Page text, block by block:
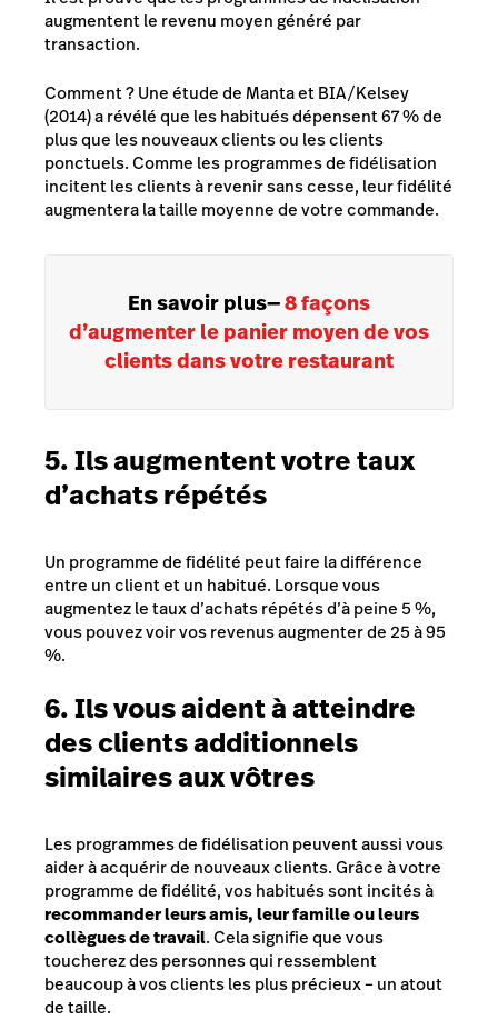
augmentent le revenu moyen généré par
transaction.
Comment ? Une étude de Manta et BIA/Kelsey
(2014) a révélé que les habitués dépensent 67 % de
plus que les nouveaux clients ou les clients
ponctuels. Comme les programmes de fidélisation
incitent les clients à revenir sans cesse, leur fidélité
augmentera la taille moyenne de votre commande.
En savoir plus—​​​​8 façons
d’augmenter le panier moyen de vos
clients dans votre restaurant
5. Ils augmentent votre taux
d’achats répétés
Un programme de fidélité peut faire la différence
entre un client et un habitué. Lorsque vous
augmentez le taux d’achats répétés d’à peine 5 %,
vous pouvez voir vos revenus augmenter de 25 à 95
%.
6. Ils vous aident à atteindre
des clients additionnels
similaires aux vôtres
Les programmes de fidélisation peuvent aussi vous
aider à acquérir de nouveaux clients. Grâce à votre
programme de fidélité, vos habitués sont incités à
recommander leurs amis, leur famille ou leurs
collègues de travail. Cela signifie que vous
toucherez des personnes qui ressemblent
beaucoup à vos clients les plus précieux – un atout
de taille.